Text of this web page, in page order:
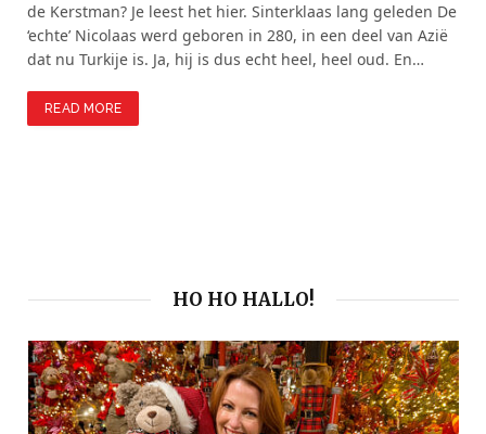
de Kerstman? Je leest het hier. Sinterklaas lang geleden De
‘echte’ Nicolaas werd geboren in 280, in een deel van Azië
dat nu Turkije is. Ja, hij is dus echt heel, heel oud. En…
READ MORE
HO HO HALLO!